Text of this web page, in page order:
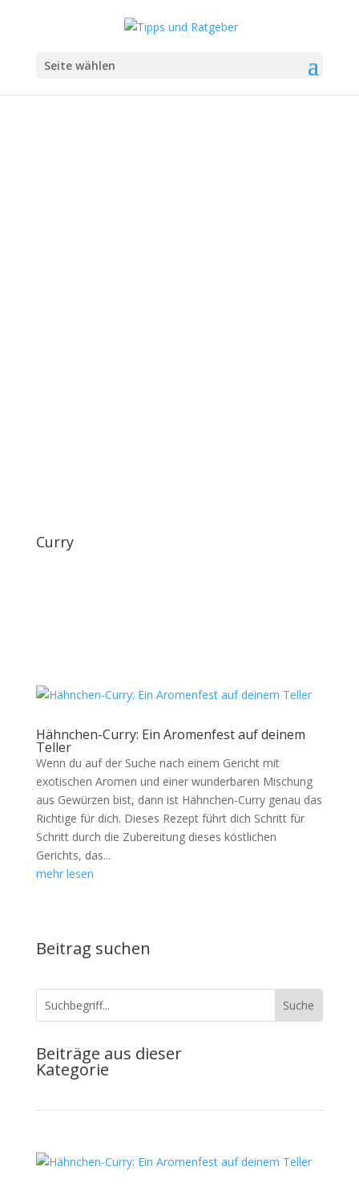
Seite wählen
Curry
Hähnchen-Curry: Ein Aromenfest auf deinem
Teller
Wenn du auf der Suche nach einem Gericht mit
exotischen Aromen und einer wunderbaren Mischung
aus Gewürzen bist, dann ist Hähnchen-Curry genau das
Richtige für dich. Dieses Rezept führt dich Schritt für
Schritt durch die Zubereitung dieses köstlichen
Gerichts, das...
mehr lesen
Beitrag suchen
Beiträge aus dieser
Kategorie